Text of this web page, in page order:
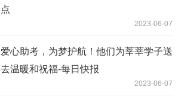
点
2023-06-07
爱心助考，为梦护航！他们为莘莘学子送
去温暖和祝福-每日快报
2023-06-07